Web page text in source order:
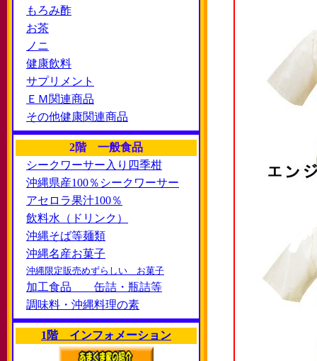
もろみ酢
お茶
ノニ
健康飲料
サプリメント
ＥＭ関連商品
その他健康関連商品
2階 一般食品
シークワーサー入り四季柑
沖縄県産100％シークワーサー
アセロラ果汁100％
飲料水（ドリンク）
沖縄そば等麺類
沖縄名産お菓子
沖縄限定販売めずらしい お菓子
加工食品 缶詰・瓶詰等
調味料・沖縄料理の素
1階 インフォメーション